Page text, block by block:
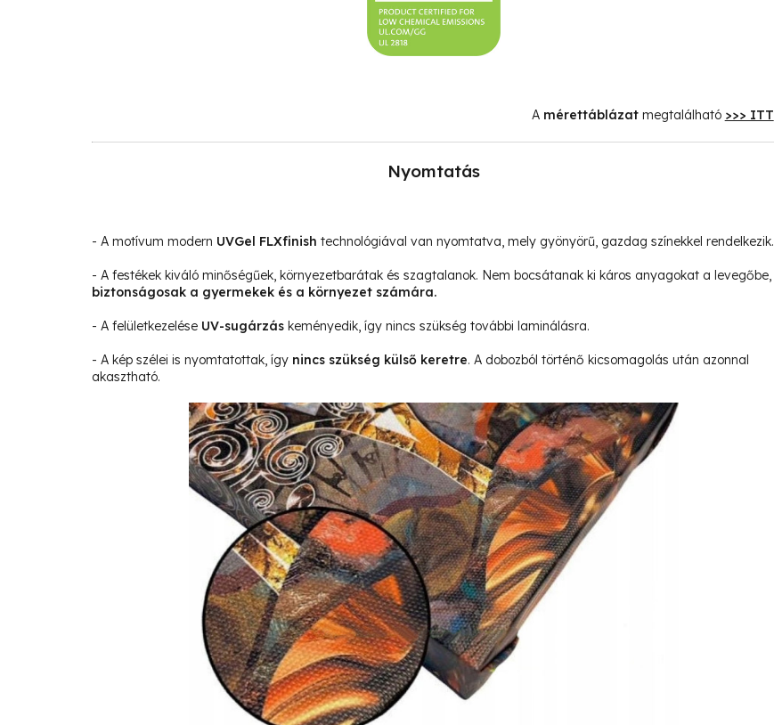
A mérettáblázat megtalálható >>> ITT
Nyomtatás
- A motívum modern UVGel FLXfinish technológiával van nyomtatva, mely gyönyörű, gazdag színekkel rendelkezik.
- A festékek kiváló minőségűek, környezetbarátak és szagtalanok. Nem bocsátanak ki káros anyagokat a levegőbe,
biztonságosak a gyermekek és a környezet számára.
- A felületkezelése UV-sugárzás keményedik, így nincs szükség további laminálásra.
- A kép szélei is nyomtatottak, így nincs szükség külső keretre. A dobozból történő kicsomagolás után azonnal
akasztható.